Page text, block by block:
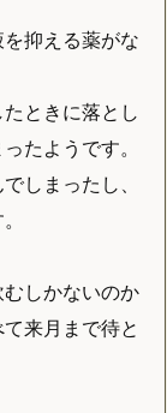
抑える薬がな
ときに落とし
たようです。
しまったし、
しかないのか
来月まで待と